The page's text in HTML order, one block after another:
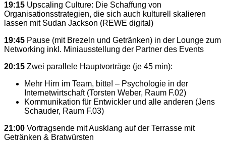
19:15 Upscaling Culture: Die Schaffung von
Organisationsstrategien, die sich auch kulturell skalieren
lassen mit Sudan Jackson (REWE digital)
19:45 Pause (mit Brezeln und Getränken) in der Lounge zum
Networking inkl. Miniausstellung der Partner des Events
20:15 Zwei parallele Hauptvorträge (je 45 min):
Mehr Hirn im Team, bitte! – Psychologie in der
Internetwirtschaft (Torsten Weber, Raum F.02)
Kommunikation für Entwickler und alle anderen (Jens
Schauder, Raum F.03)
21:00 Vortragsende mit Ausklang auf der Terrasse mit
Getränken & Bratwürsten